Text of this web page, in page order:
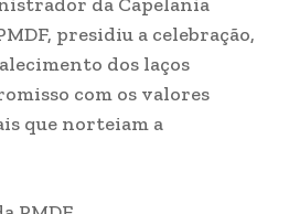
presidiu a celebração,
dos laços
com os valores
que norteiam a